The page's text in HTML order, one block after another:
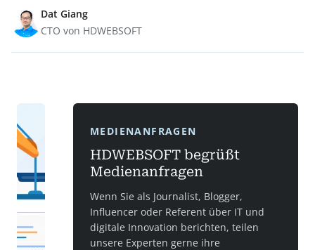
Dat Giang
CTO von HDWEBSOFT
MEDIENANFRAGEN
HDWEBSOFT begrüßt
Medienanfragen
Wenn Sie als Journalist, Blogger,
Influencer oder Referent über IT und
digitale Innovation berichten, teilen
unsere Experten gerne ihre